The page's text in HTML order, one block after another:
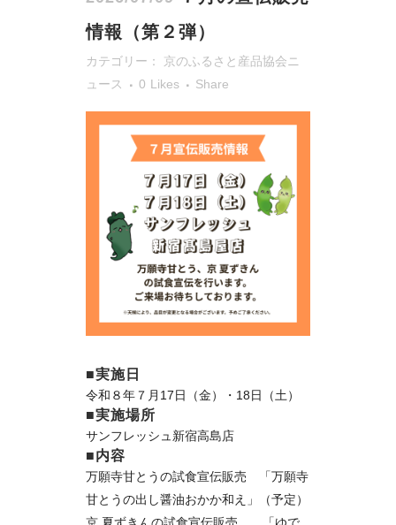
情報（第２弾）
カテゴリー： 京のふるさと産品協会ニ
ュース
0 Likes Share
■実施日
令和８年７月17日（金）・18日（土）
■実施場所
サンフレッシュ新宿高島店
■内容
万願寺甘とうの試食宣伝販売 「万願寺
甘とうの出し醤油おかか和え」（予定）